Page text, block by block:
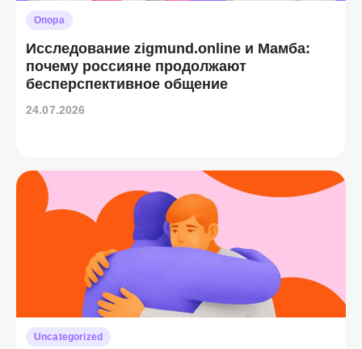
Опора
Исследование zigmund.online и Мамба:
почему россияне продолжают
бесперспективное общение
24.07.2026
Uncategorized